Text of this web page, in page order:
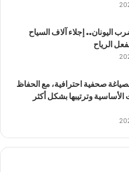
اليونان.. إجلاء آلاف السياح
الرياح
صحفية احترافية، مع الحفاظ
وترتيبها بشكل أكثر